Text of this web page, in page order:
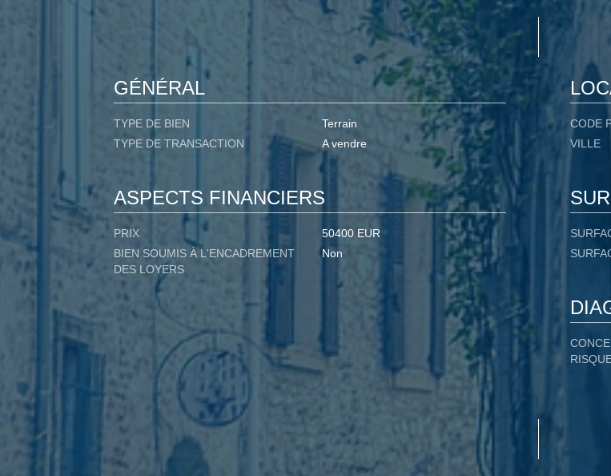
GÉNÉRAL
TYPE DE BIEN
Terrain
TYPE DE TRANSACTION
A vendre
CODE
VILLE
ASPECTS FINANCIERS
PRIX
50400 EUR
BIEN SOUMIS À L'ENCADREMENT
DES LOYERS
Non